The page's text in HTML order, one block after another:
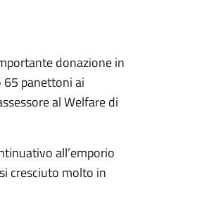
donazione in
65 panettoni ai
al Welfare di
all’emporio
cresciuto molto in